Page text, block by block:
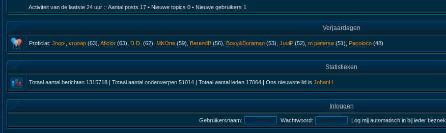
Activiteit van de laatste 24 uur :: Aantal posts 17 • Nieuwe topics 0 • Nieuwe gebruikers 1
Verjaardagen
Proficiat: Joop! vrooap (63), Aficior (63), D.D. (62), MKOne (59), BerendB (56), Boxy&Boraman (53), JuulP (52), m pieterse (51), Pacoloco (48)
Statistieken
Totaal aantal berichten 1315718 | Totaal aantal onderwerpen 51014 | Totaal aantal leden 17064 | Ons nieuwste lid is JohanH
Inloggen
Gebruikersnaam: Wachtwoord: Log mij automatisch in bij ieder bezoek.